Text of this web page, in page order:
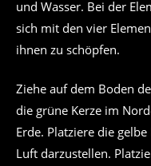
und Wasser. Bei der
sich mit den vier
ihnen zu schöpfen.
Ziehe auf dem Boden
die grüne Kerze im
Erde. Platziere die
Luft darzustellen.